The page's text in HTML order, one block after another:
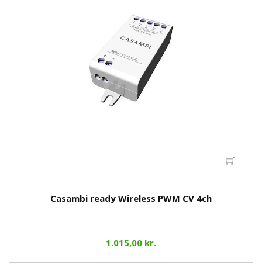
Casambi ready Wireless PWM CV 4ch
1.015,00 kr.